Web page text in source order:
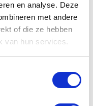
en analyse. Deze
met andere
of die ze hebben
van hun services.